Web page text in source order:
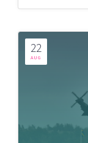
22
AUG